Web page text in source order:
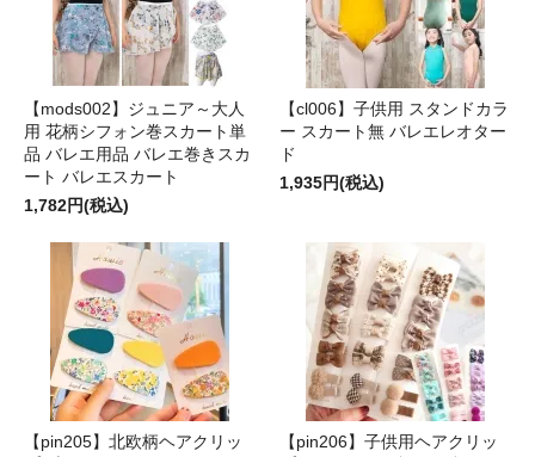
【mods002】ジュニア～大人
用 花柄シフォン巻スカート単
品 バレエ用品 バレエ巻きスカ
ート バレエスカート
1,782円(税込)
【cl006】子供用 スタンドカラ
ー スカート無 バレエレオター
ド
1,935円(税込)
【pin205】北欧柄ヘアクリッ
【pin206】子供用ヘアクリッ